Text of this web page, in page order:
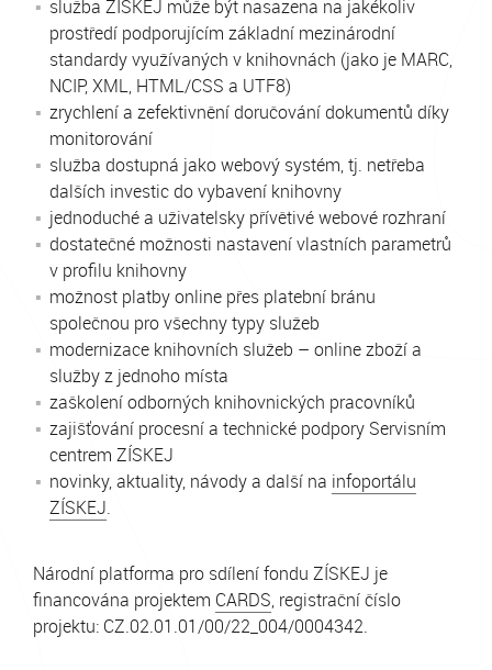
služba ZÍSKEJ může být nasazena na jakékoliv
prostředí podporujícím základní mezinárodní
standardy využívaných v knihovnách (jako je MARC,
NCIP, XML, HTML/CSS a UTF8)
zrychlení a zefektivnění doručování dokumentů díky
monitorování
služba dostupná jako webový systém, tj. netřeba
dalších investic do vybavení knihovny
jednoduché a uživatelsky přívětivé webové rozhraní
dostatečné možnosti nastavení vlastních parametrů
v profilu knihovny
možnost platby online přes platební bránu
společnou pro všechny typy služeb
modernizace knihovních služeb – online zboží a
služby z jednoho místa
zaškolení odborných knihovnických pracovníků
zajišťování procesní a technické podpory Servisním
centrem ZÍSKEJ
novinky, aktuality, návody a další na infoportálu
ZÍSKEJ.
Národní platforma pro sdílení fondu ZÍSKEJ je
financována projektem CARDS, registrační číslo
projektu: CZ.02.01.01/00/22_004/0004342.